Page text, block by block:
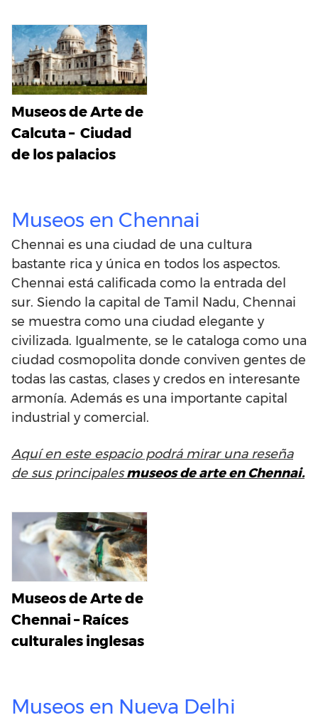
Museos de Arte de
Calcuta – Ciudad
de los palacios
Museos en Chennai
Chennai es una ciudad de una cultura
bastante rica y única en todos los aspectos.
Chennai está calificada como la entrada del
sur. Siendo la capital de Tamil Nadu, Chennai
se muestra como una ciudad elegante y
civilizada. Igualmente, se le cataloga como una
ciudad cosmopolita donde conviven gentes de
todas las castas, clases y credos en interesante
armonía. Además es una importante capital
industrial y comercial.
Aquí en este espacio podrá mirar una reseña
de sus principalesmuseos de arte en Chennai.
Museos de Arte de
Chennai – Raíces
culturales inglesas
Museos en Nueva Delhi